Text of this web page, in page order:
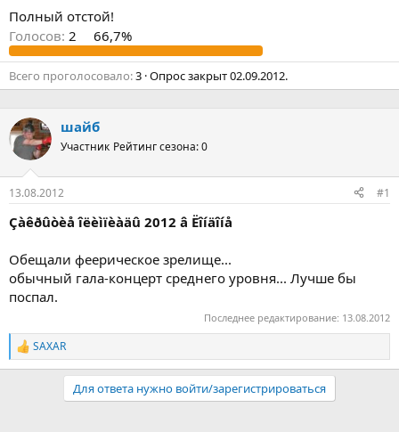
Полный отстой!
Голосов: 2 66,7%
Всего проголосовало 3 Опрос закрыт02.09.2012.
шайб
Участник Рейтинг сезона: 0
13.08.2012 #1
Çàêðûòèå îëèìïèàäû 2012 â Ëîíäîíå
Обещали феерическое зрелище...
обычный гала-концерт среднего уровня... Лучше бы
поспал.
Последнее редактирование: 13.08.2012
Р
е
SAXAR
Для ответа нужно войти/зарегистрироваться